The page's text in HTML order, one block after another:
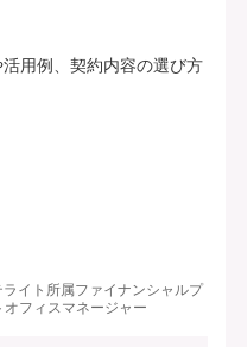
用例、契約内容の選び方
イト所属ファイナンシャルプ
フィスマネージャー